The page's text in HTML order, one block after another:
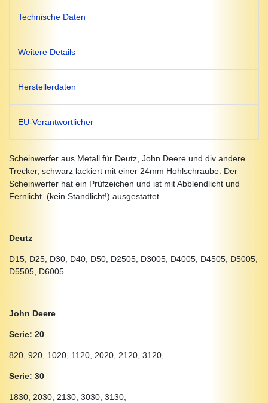
Technische Daten
Weitere Details
Herstellerdaten
EU-Verantwortlicher
Scheinwerfer aus Metall für Deutz, John Deere und div andere
Trecker, schwarz lackiert mit einer 24mm Hohlschraube. Der
Scheinwerfer hat ein Prüfzeichen und ist mit Abblendlicht und
Fernlicht (kein Standlicht!) ausgestattet.
Deutz
D15, D25, D30, D40, D50, D2505, D3005, D4005, D4505, D5005,
D5505, D6005
John Deere
Serie: 20
820, 920, 1020, 1120, 2020, 2120, 3120,
Serie: 30
1830, 2030, 2130, 3030, 3130,